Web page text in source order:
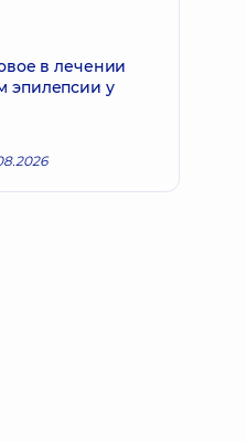
в лечении
эпилепсии у